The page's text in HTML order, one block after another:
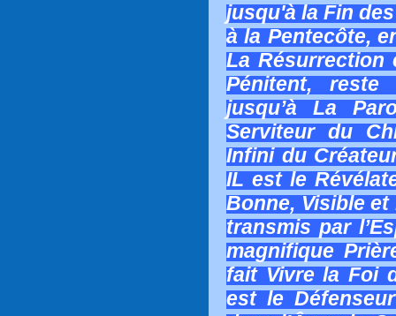
jusqu'à la Fin
à la Pentecôte,
La Résurrection
Pénitent,
jusqu’à La
Serviteur du
Infini du
IL est le
Bonne, Visible
transmis par
magnifique
fait Vivre la Foi
est le